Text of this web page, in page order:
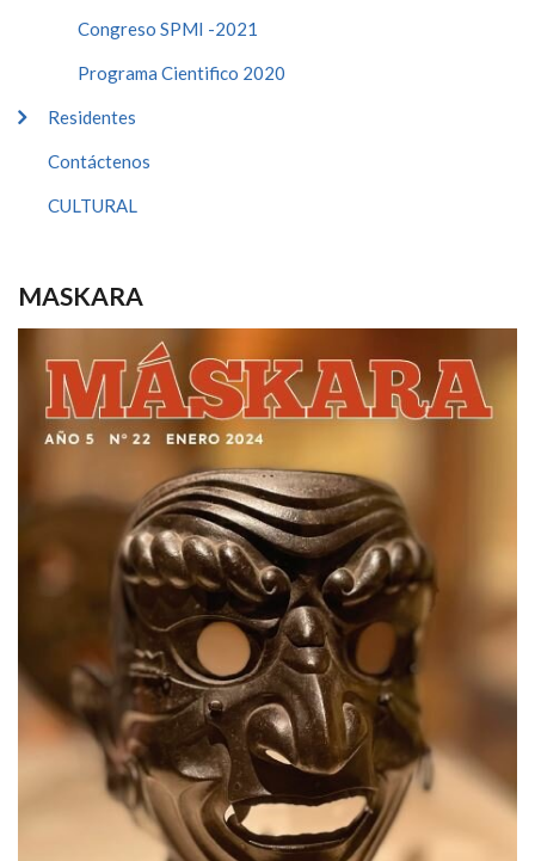
Congreso SPMI -2021
Programa Cientifico 2020
Residentes
Contáctenos
CULTURAL
MASKARA